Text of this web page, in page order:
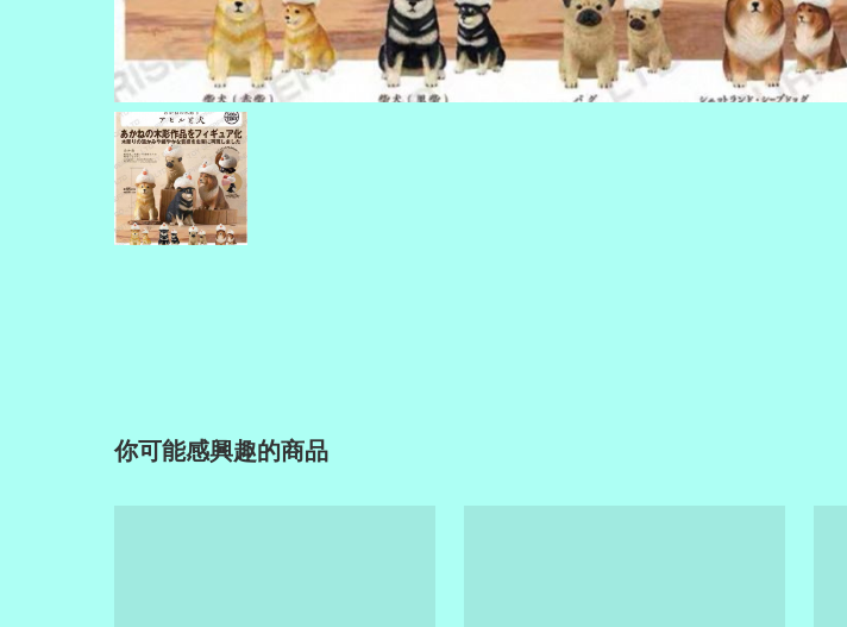
你可能感興趣的商品